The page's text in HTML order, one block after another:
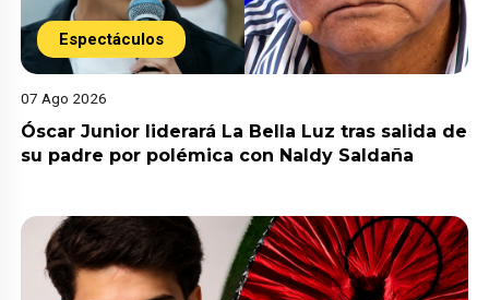
Espectáculos
07 Ago 2026
Óscar Junior liderará La Bella Luz tras salida de
su padre por polémica con Naldy Saldaña